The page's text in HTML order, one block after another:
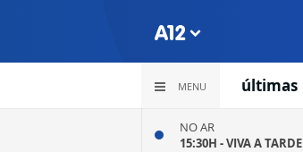
MENU últimas
NO AR
15:30H -VIVA A TARDE